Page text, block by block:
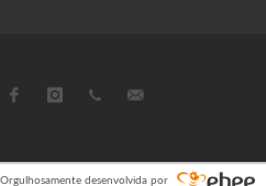
desenvolvida por